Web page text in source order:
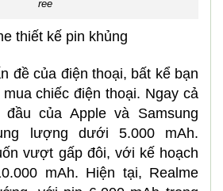
ree
thiết kế pin khủng
đề của điện thoại, bất kể bạn
chiếc điện thoại. Ngay cả
của Apple và Samsung
lượng dưới 5.000 mAh.
vượt gấp đôi, với kế hoạch
mAh. Hiện tại, Realme